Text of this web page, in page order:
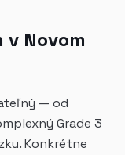
Novom
— od
Grade 3
Konkrétne